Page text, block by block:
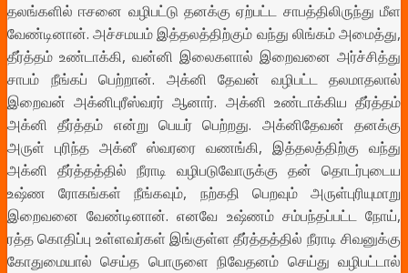
தலங்களில் ஈசனை வழிபட்டு தனக்கு ஏற்பட்ட சாபத்திலிருந்து மீள
வேண்டினான். அச்சமயம் இத்தலத்திற்கும் வந்து லிங்கம் அமைத்து,
தீர்த்தம் உண்டாக்கி, வன்னி இலைகளால் இறைவனை அர்ச்சித்து
சாபம் நீங்கப் பெற்றான். அக்னி தேவன் வழிபட்ட தலமாதலால்
இறைவன் அக்னிபுரீஸ்வரர் ஆனார். அக்னி உண்டாக்கிய தீர்த்தம்
அக்னி தீர்த்தம் என்று பெயர் பெற்றது. அக்னிதேவன் தனக்கு
அருள் புரிந்த அக்னீ ஸ்வரரை வணங்கி, இத்தலத்திற்கு வந்து
அக்னி தீர்த்தத்தில் நீராடி வழிபடுவோருக்கு தன் தொடர்புடைய
உஷ்ண ரோகங்கள் நீங்கவும், நற்கதி பெறவும் அருள்புரியுமாறு
இறைவனை வேண்டினான். எனவே உஷ்ணம் சம்பந்தப்பட்ட நோய்,
ரத்த கொதிப்பு உள்ளவர்கள் இங்குள்ள தீர்த்தத்தில் நீராடி சிவனுக்கு
கோதுமையால் செய்த பொருளை நிவேதனம் செய்து வழிபட்டால்